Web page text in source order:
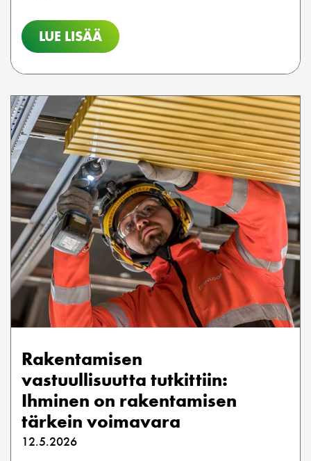
LUE LISÄÄ
Rakentamisen
vastuullisuutta tutkittiin:
Ihminen on rakentamisen
tärkein voimavara
12.5.2026